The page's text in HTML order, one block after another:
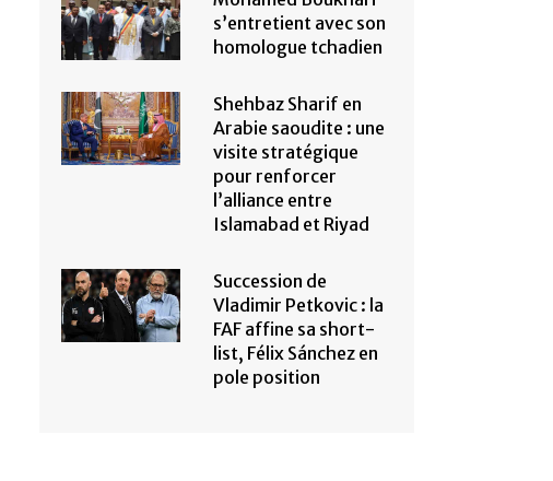
s’entretient avec son
homologue tchadien
Shehbaz Sharif en
Arabie saoudite : une
visite stratégique
pour renforcer
l’alliance entre
Islamabad et Riyad
Succession de
Vladimir Petkovic : la
FAF affine sa short-
list, Félix Sánchez en
pole position